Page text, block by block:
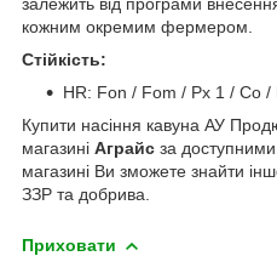
кожним окремим фермером.
Стійкість:
HR: Fon / Fom / Px 1 / Co /
Купити насіння кавуна АУ
магазині Аграйс за
магазині Ви зможете знайти
ЗЗР та добрива.
Приховати